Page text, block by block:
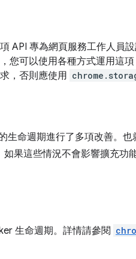
API 專為網頁服務工作人員設
您可以使用各種方式運用這
，否則應使用
生命週期進行了多項改善。
果這些情況不會影響擴充功
生命週期。詳情請參閱